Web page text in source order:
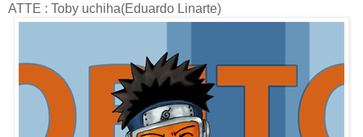
ATTE : Toby uchiha(Eduardo Linarte)